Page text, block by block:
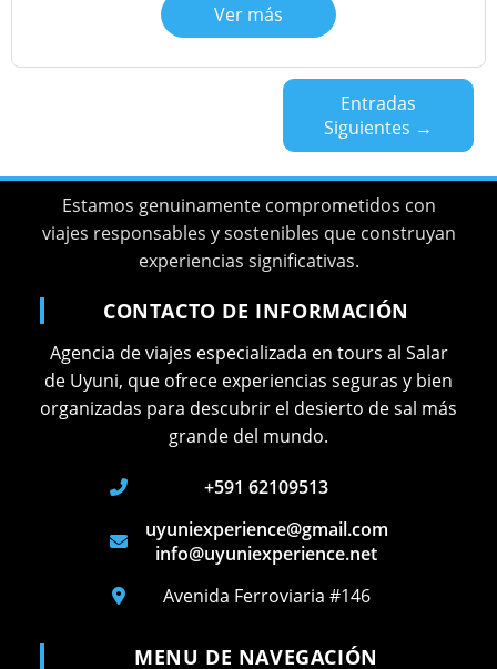
Ver más
Entradas
Siguientes →
Estamos genuinamente comprometidos con
viajes responsables y sostenibles que construyan
experiencias significativas.
CONTACTO DE INFORMACIÓN
Agencia de viajes especializada en tours al Salar
de Uyuni, que ofrece experiencias seguras y bien
organizadas para descubrir el desierto de sal más
grande del mundo.
+591 62109513
uyuniexperience@gmail.com
info@uyuniexperience.net
Avenida Ferroviaria #146
MENU DE NAVEGACIÓN